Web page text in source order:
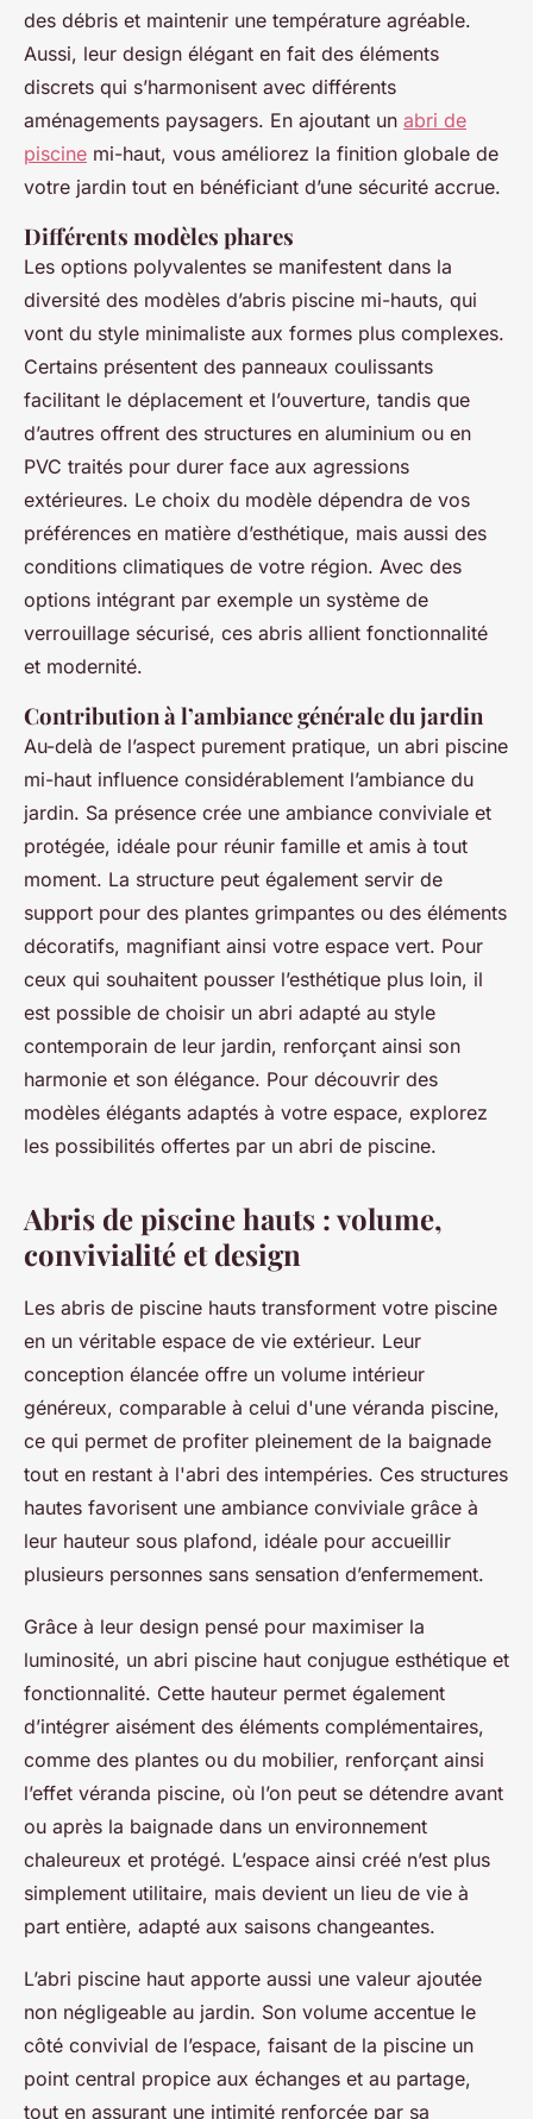
des débris et maintenir une température agréable.
Aussi, leur design élégant en fait des éléments
discrets qui s’harmonisent avec différents
aménagements paysagers. En ajoutant un abri de
piscine mi-haut, vous améliorez la finition globale de
votre jardin tout en bénéficiant d’une sécurité accrue.
Différents modèles phares
Les options polyvalentes se manifestent dans la
diversité des modèles d’abris piscine mi-hauts, qui
vont du style minimaliste aux formes plus complexes.
Certains présentent des panneaux coulissants
facilitant le déplacement et l’ouverture, tandis que
d’autres offrent des structures en aluminium ou en
PVC traités pour durer face aux agressions
extérieures. Le choix du modèle dépendra de vos
préférences en matière d’esthétique, mais aussi des
conditions climatiques de votre région. Avec des
options intégrant par exemple un système de
verrouillage sécurisé, ces abris allient fonctionnalité
et modernité.
Contribution à l’ambiance générale du jardin
Au-delà de l’aspect purement pratique, un abri piscine
mi-haut influence considérablement l’ambiance du
jardin. Sa présence crée une ambiance conviviale et
protégée, idéale pour réunir famille et amis à tout
moment. La structure peut également servir de
support pour des plantes grimpantes ou des éléments
décoratifs, magnifiant ainsi votre espace vert. Pour
ceux qui souhaitent pousser l’esthétique plus loin, il
est possible de choisir un abri adapté au style
contemporain de leur jardin, renforçant ainsi son
harmonie et son élégance. Pour découvrir des
modèles élégants adaptés à votre espace, explorez
les possibilités offertes par un abri de piscine.
Abris de piscine hauts : volume,
convivialité et design
Les abris de piscine hauts transforment votre piscine
en un véritable espace de vie extérieur. Leur
conception élancée offre un volume intérieur
généreux, comparable à celui d'une véranda piscine,
ce qui permet de profiter pleinement de la baignade
tout en restant à l'abri des intempéries. Ces structures
hautes favorisent une ambiance conviviale grâce à
leur hauteur sous plafond, idéale pour accueillir
plusieurs personnes sans sensation d’enfermement.
Grâce à leur design pensé pour maximiser la
luminosité, un abri piscine haut conjugue esthétique et
fonctionnalité. Cette hauteur permet également
d’intégrer aisément des éléments complémentaires,
comme des plantes ou du mobilier, renforçant ainsi
l’effet véranda piscine, où l’on peut se détendre avant
ou après la baignade dans un environnement
chaleureux et protégé. L’espace ainsi créé n’est plus
simplement utilitaire, mais devient un lieu de vie à
part entière, adapté aux saisons changeantes.
L’abri piscine haut apporte aussi une valeur ajoutée
non négligeable au jardin. Son volume accentue le
côté convivial de l’espace, faisant de la piscine un
point central propice aux échanges et au partage,
tout en assurant une intimité renforcée par sa